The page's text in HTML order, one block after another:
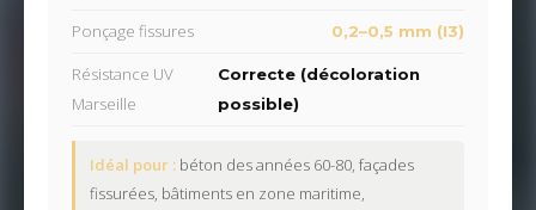
Ponçage fissures 0,2–0,5 mm (I3)
Résistance UV
Marseille
Correcte (décoloration
possible)
Idéal pour : béton des années 60-80, façades
fissurées, bâtiments en zone maritime,